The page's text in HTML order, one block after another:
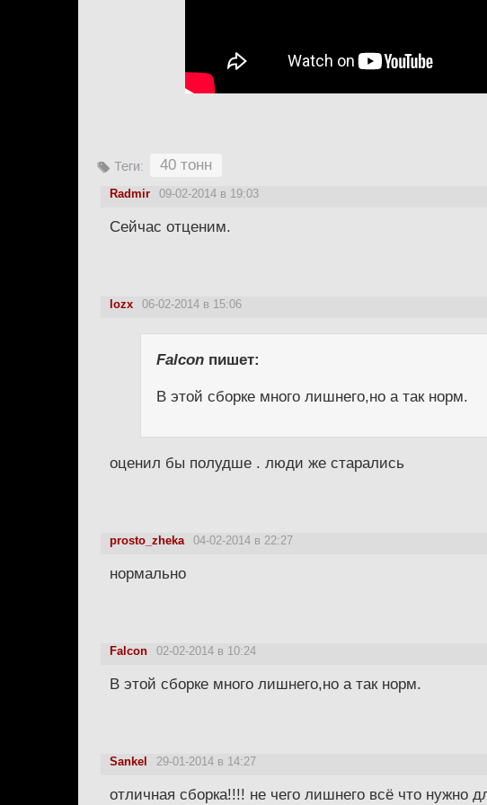
40 тонн
Radmir 09-02-2014 в 19:03
Сейчас отценим.
lozx 06-02-2014 в 15:06
Falcon пишет:
В этой сборке много лишнего,но а так норм.
оценил бы полудше . люди же старались
prosto_zheka 04-02-2014 в 22:27
нормально
Falcon 02-02-2014 в 10:24
В этой сборке много лишнего,но а так норм.
Sankel 29-01-2014 в 14:27
отличная сборка!!!! не чего лишнего всё что нужно